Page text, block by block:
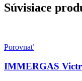
Súvisiace
Porovnať
IMMERGAS